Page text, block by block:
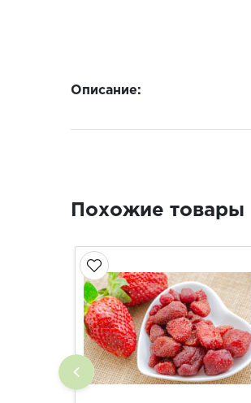
Описание:
Похожие товары